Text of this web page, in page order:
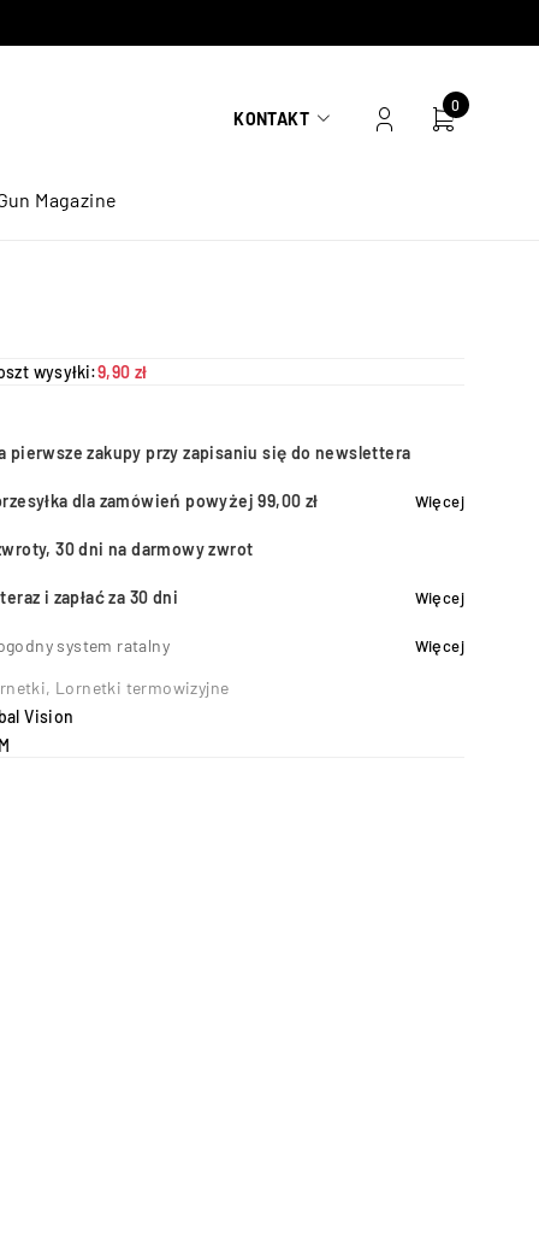
KONTAKT
0
Magazine
wysyłki:9,90 zł
pierwsze zakupy przy zapisaniu się do newslettera
dla zamówień powyżej 99,00 zł Więcej
30 dni na darmowy zwrot
i zapłać za 30 dni Więcej
system ratalny Więcej
, Lornetki termowizyjne
Vision